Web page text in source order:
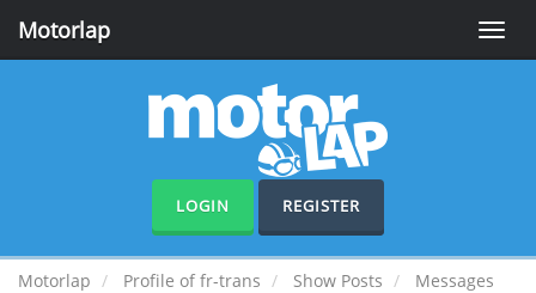
Toggle
Motorlap
LOGIN REGISTER
Motorlap Profile of fr-trans Show Posts Messages